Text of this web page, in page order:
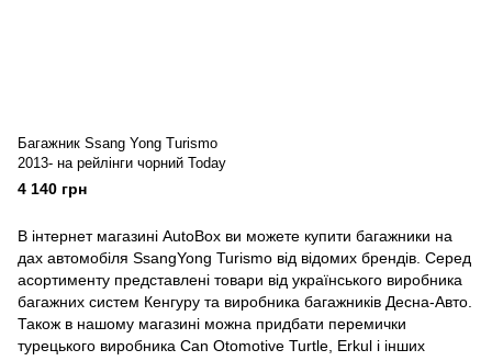
Багажник Ssang Yong Turismo
2013- на рейлінги чорний Today
4 140 грн
В інтернет магазині AutoBox ви можете купити багажники на
дах автомобіля SsangYong Turismo від відомих брендів. Серед
асортименту представлені товари від українського виробника
багажних систем Кенгуру та виробника багажників Десна-Авто.
Також в нашому магазині можна придбати перемички
турецького виробника Can Otomotive Turtle, Erkul і інших